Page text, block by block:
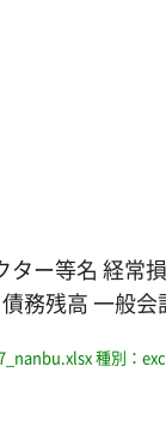
ー等名 経常
務残高 一般
種別：